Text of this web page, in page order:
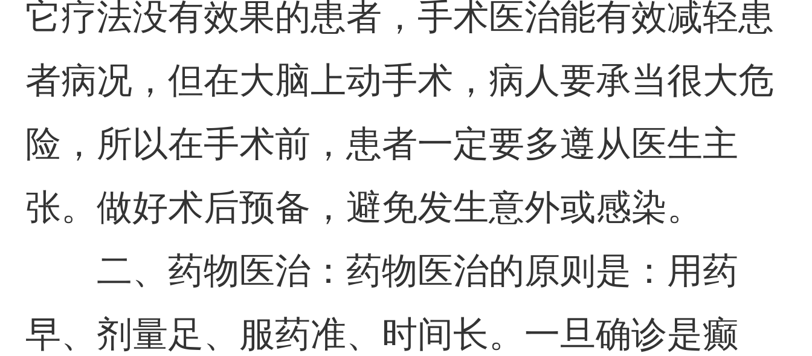
它疗法没有效果的患者，手术医治能有效减轻患
者病况，但在大脑上动手术，病人要承当很大危
险，所以在手术前，患者一定要多遵从医生主
张。做好术后预备，避免发生意外或感染。
二、药物医治：药物医治的原则是：用药
早、剂量足、服药准、时间长。一旦确诊是癫